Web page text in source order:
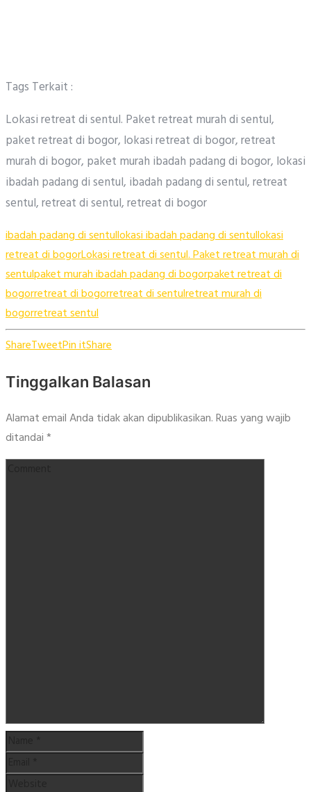
Tags Terkait :
Lokasi retreat di sentul. Paket retreat murah di sentul,
paket retreat di bogor, lokasi retreat di bogor, retreat
murah di bogor, paket murah ibadah padang di bogor, lokasi
ibadah padang di sentul, ibadah padang di sentul, retreat
sentul, retreat di sentul, retreat di bogor
ibadah padang di sentullokasi ibadah padang di sentullokasi
retreat di bogorLokasi retreat di sentul. Paket retreat murah di
sentulpaket murah ibadah padang di bogorpaket retreat di
bogorretreat di bogorretreat di sentulretreat murah di
bogorretreat sentul
ShareTweetPin itShare
Tinggalkan Balasan
Alamat email Anda tidak akan dipublikasikan.Ruas yang wajib
ditandai*